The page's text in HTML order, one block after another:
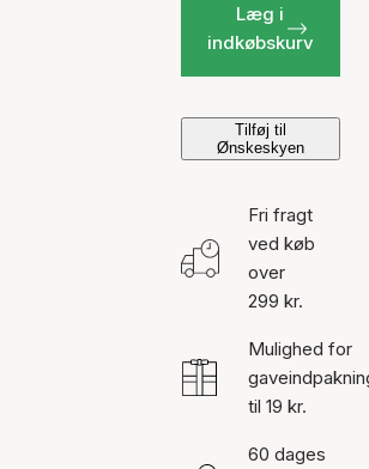
Læg i
indkøbskurv
Tilføj til
Ønskeskyen
Fri fragt
ved køb
over
299 kr.
Mulighed for
til 19 kr.
60 dages